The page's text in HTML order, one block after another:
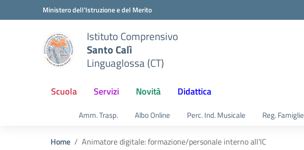
Vai ai contenuti
Vai al menu di navigazioneMinistero dell'Istruzione e del Merito
Istituto Comprensivo
Santo Calì
Linguaglossa (CT)
Scuola Servizi Novità Didattica
Amm. Trasp. Albo Online Perc. Ind. Musicale Reg. Famiglie
Home Animatore digitale: formazione/personale interno all’IC